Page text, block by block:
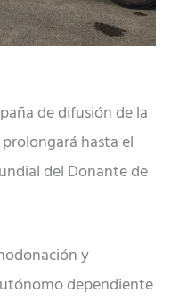
de difusión de la
hasta el
del Donante de
y
dependiente